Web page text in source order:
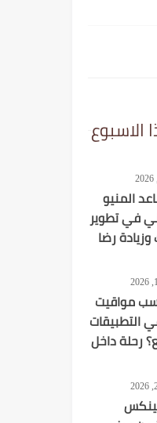
الاسبوع
المنيو
في تطوير
رضا
مواقيت
التطبيقات
رحلة داخل